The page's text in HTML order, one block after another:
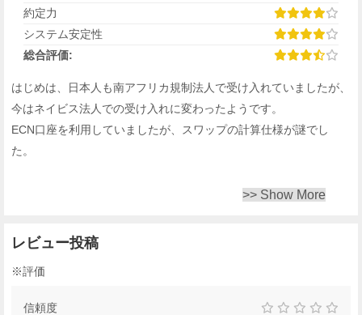
約定力
システム安定性
総合評価:
はじめは、日本人も南アフリカ規制法人で受け入れていましたが、
今はネイビス法人での受け入れに変わったようです。
ECN口座を利用していましたが、スワップの計算仕様が謎でし
た。
>> Show More
レビュー投稿
※評価
信頼度